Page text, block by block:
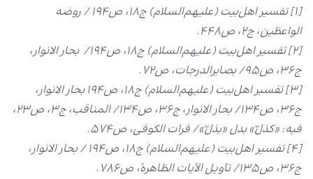
[۱] تفسیر اهل‌بیت (علیهم‌السلام) ج۱۸، ص۱۹۴ / روضه
الواعظین، ج۲، ص۴۴۸.
[۲] تفسیر اهل‌بیت (علیهم‌السلام) ج۱۸، ص۱۹۴/ بحار الانوار،
ج۳۶، ص۹۵/ بصایرالدرجات، ص۷۲.
[۳] تفسیر اهل‌بیت (علیهم‌السلام) ج۱۸، ص۱۹۴ بحار الانوار،
ج۳۶، ص۱۳۴/ بحار الانوار، ج۳۶، ص۱۳۴/ المناقب، ج۳، ص۲۳،
فیه: «کذلّ» بدل «یذلّ»/ فرات الکوفی، ص۵۷۴.
[۴] تفسیر اهل‌بیت (علیهم‌السلام) ج۱۸، ص۱۹۴ / بحار الانوار،
ج۳۶، ص۱۳۵/ تأویل الآیات الظاهرهْ، ص۷۸۶.